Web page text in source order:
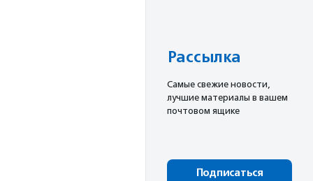
Рассылка
Cамые свежие новости,
лучшие материалы в вашем
почтовом ящике
Подписаться